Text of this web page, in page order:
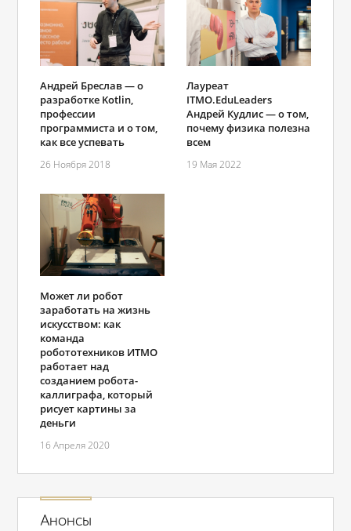
Андрей Бреслав — о
разработке Kotlin,
профессии
программиста и о том,
как все успевать
26 Ноября 2018
Лауреат
ITMO.EduLeaders
Андрей Кудлис — о том,
почему физика полезна
всем
19 Мая 2022
Может ли робот
заработать на жизнь
искусством: как
команда
робототехников ИТМО
работает над
созданием робота-
каллиграфа, который
рисует картины за
деньги
16 Апреля 2020
Анонсы